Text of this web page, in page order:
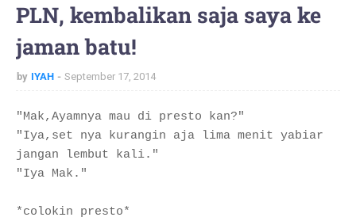
PLN, kembalikan saja saya ke
jaman batu!
by IYAH September 17, 2014
"Mak,Ayamnya mau di presto kan?"
"Iya,set nya kurangin aja lima menit yabiar
jangan lembut kali."
"Iya Mak."
*colokin presto*